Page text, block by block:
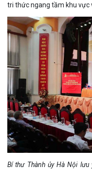
tri thức ngang tầm khu vực
Bí thư Thành ủy Hà Nội